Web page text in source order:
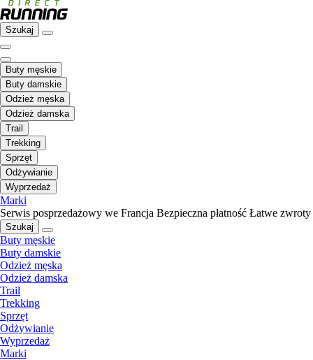
Szukaj
Buty męskie
Buty damskie
Odzież męska
Odzież damska
Trail
Trekking
Sprzęt
Odżywianie
Wyprzedaż
Marki
Serwis posprzedażowy we Francja Bezpieczna płatność Łatwe zwroty
Szukaj
Buty męskie
Buty damskie
Odzież męska
Odzież damska
Trail
Trekking
Sprzęt
Odżywianie
Wyprzedaż
Marki